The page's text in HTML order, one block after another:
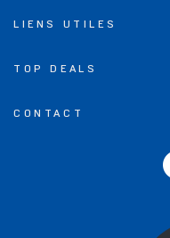
LIENS UTILES
TOP DEALS
CONTACT